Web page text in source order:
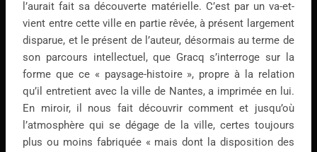
l’aurait fait sa découverte matérielle. C’est par un va-et-
vient entre cette ville en partie rêvée, à présent largement
disparue, et le présent de l’auteur, désormais au terme de
son parcours intellectuel, que Gracq s’interroge sur la
forme que ce « paysage-histoire », propre à la relation
qu’il entretient avec la ville de Nantes, a imprimée en lui.
En miroir, il nous fait découvrir comment et jusqu’où
l’atmosphère qui se dégage de la ville, certes toujours
plus ou moins fabriquée « mais dont la disposition des